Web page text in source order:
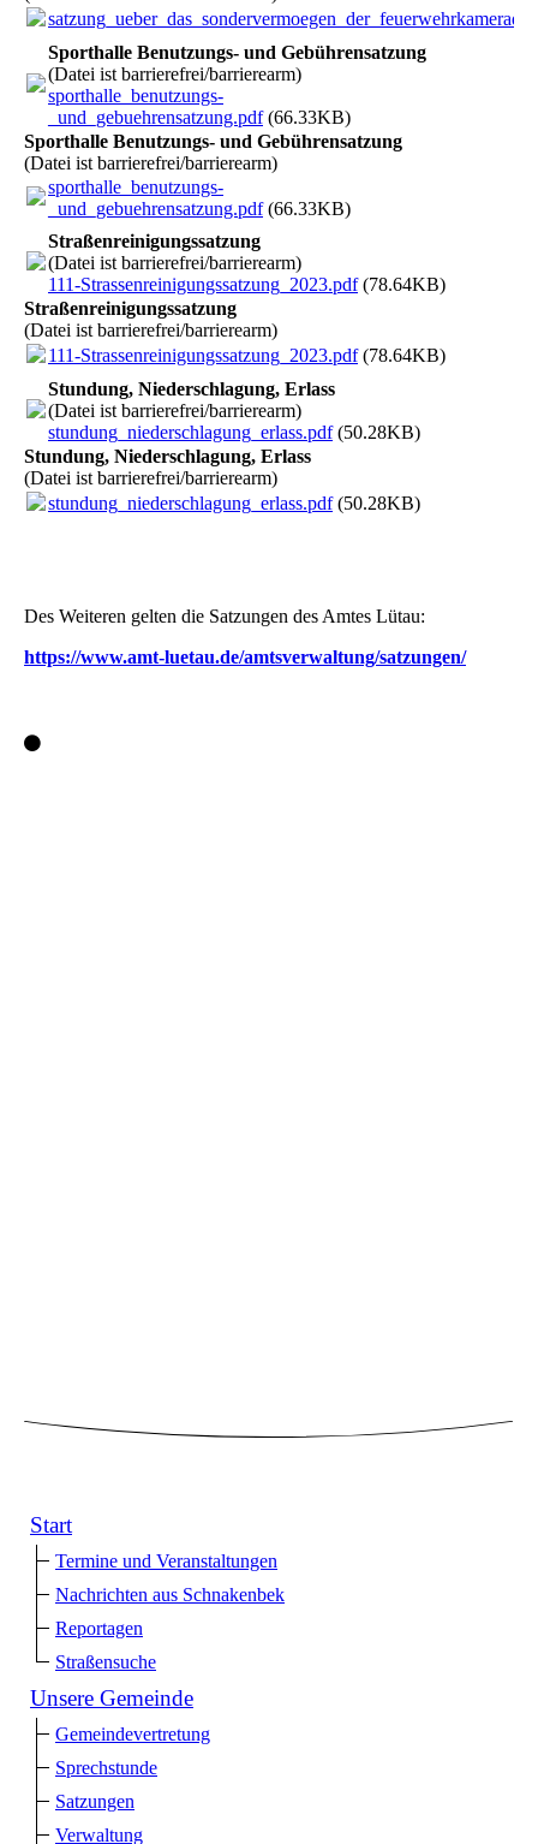
Sporthalle Benutzungs- und Gebührensatzung
(Datei ist barrierefrei/barrierearm)
sporthalle_benutzungs-
_und_gebuehrensatzung.pdf(66.33KB)
Sporthalle Benutzungs- und Gebührensatzung
(Datei ist barrierefrei/barrierearm)
sporthalle_benutzungs-
_und_gebuehrensatzung.pdf(66.33KB)
Straßenreinigungssatzung
(Datei ist barrierefrei/barrierearm)
111-Strassenreinigungssatzung_2023.pdf(78.64KB)
Straßenreinigungssatzung
(Datei ist barrierefrei/barrierearm)
111-Strassenreinigungssatzung_2023.pdf(78.64KB)
Stundung, Niederschlagung, Erlass
(Datei ist barrierefrei/barrierearm)
stundung_niederschlagung_erlass.pdf(50.28KB)
Stundung, Niederschlagung, Erlass
(Datei ist barrierefrei/barrierearm)
stundung_niederschlagung_erlass.pdf(50.28KB)
Des Weiteren gelten die Satzungen des Amtes Lütau:
https://www.amt-luetau.de/amtsverwaltung/satzungen/
Start
Termine und Veranstaltungen
Nachrichten aus Schnakenbek
Reportagen
Straßensuche
Unsere Gemeinde
Gemeindevertretung
Sprechstunde
Satzungen
Verwaltung